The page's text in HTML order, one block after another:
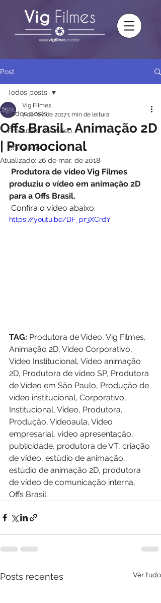
Post
Todos posts
Produtora de Vídeo
Conteúdo
Todos posts
Offs Brasil - Animação 2D
| Promocional
Vig Filmes
7 de fev. de 20171 min de leitura
Atualizado: 26 de mar. de 2018
Produtora de vídeo Vig Filmes
produziu o vídeo em animação 2D
para a Offs Brasil.
Confira o vídeo abaixo:
https://youtu.be/DF_pr3XCrdY
TAG: Produtora de Video, Vig Filmes,
Animação 2D, Video Corporativo,
Vídeo Institucional, Vídeo animação
2D, Produtora de video SP, Produtora
de Vídeo em São Paulo, Produção de
vídeo institucional, Corporativo,
Institucional, Vídeo, Produtora,
Produção, Videoaula, Video
empresarial, video apresentação,
publicidade, produtora de VT, criação
de vídeo, estúdio de animação,
estúdio de animação 2D, produtora
de vídeo de comunicação interna,
Offs Brasil.
Posts recentes Ver tudo